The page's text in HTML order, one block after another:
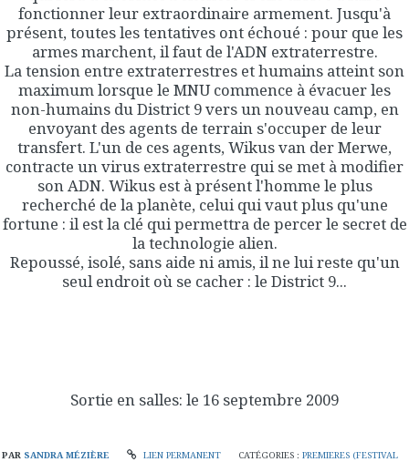
fonctionner leur extraordinaire armement. Jusqu'à
présent, toutes les tentatives ont échoué : pour que les
armes marchent, il faut de l'ADN extraterrestre.
La tension entre extraterrestres et humains atteint son
maximum lorsque le MNU commence à évacuer les
non-humains du District 9 vers un nouveau camp, en
envoyant des agents de terrain s'occuper de leur
transfert. L'un de ces agents, Wikus van der Merwe,
contracte un virus extraterrestre qui se met à modifier
son ADN. Wikus est à présent l'homme le plus
recherché de la planète, celui qui vaut plus qu'une
fortune : il est la clé qui permettra de percer le secret de
la technologie alien.
Repoussé, isolé, sans aide ni amis, il ne lui reste qu'un
seul endroit où se cacher : le District 9...
Sortie en salles: le 16 septembre 2009
PAR SANDRA MÉZIÈRE LIEN PERMANENT CATÉGORIES :PREMIERES (FESTIVAL